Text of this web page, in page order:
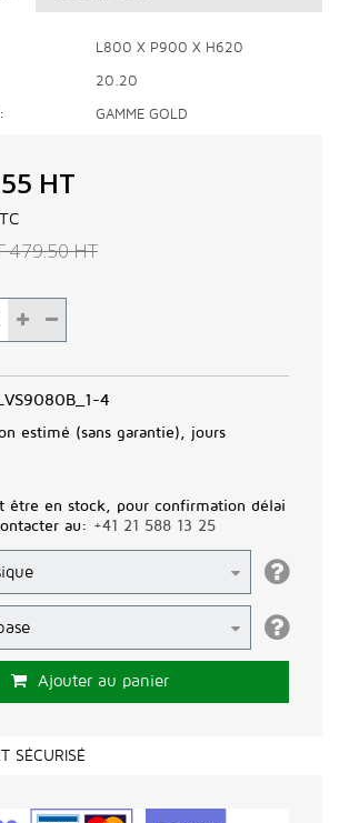
L800 X P900 X H620
20.20
GAMME GOLD
HT
479.50HT
4
estimé (sans garantie), jours
être en stock, pour confirmation délai
au: +41 21 588 13 25
Ajouter au panier
SÉCURISÉ